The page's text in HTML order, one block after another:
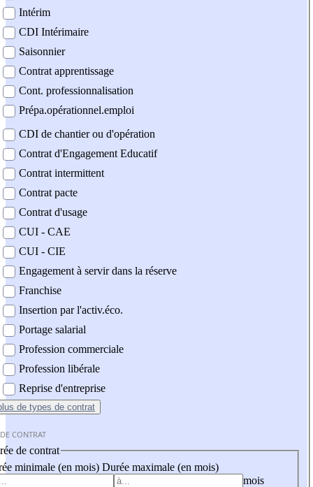
Intérim
CDI Intérimaire
Saisonnier
Contrat apprentissage
Cont. professionnalisation
Prépa.opérationnel.emploi
CDI de chantier ou d'opération
Contrat d'Engagement Educatif
Contrat intermittent
Contrat pacte
Contrat d'usage
CUI - CAE
CUI - CIE
Engagement à servir dans la réserve
Franchise
Insertion par l'activ.éco.
Portage salarial
Profession commerciale
Profession libérale
Reprise d'entreprise
de types de contrat
CONTRAT
de contrat
minimale (en mois) Durée maximale (en mois)
mois